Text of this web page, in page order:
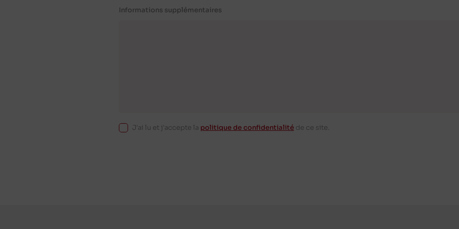
Informations supplémentaires
J'ai lu et j'accepte la politique de confidentialité de ce site.